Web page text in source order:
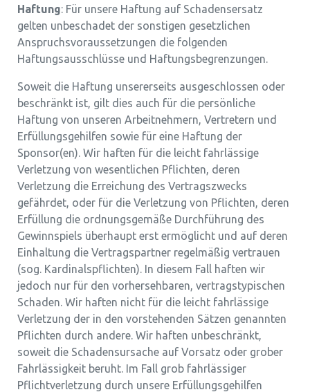
Haftung: Für unsere Haftung auf Schadensersatz
gelten unbeschadet der sonstigen gesetzlichen
Anspruchsvoraussetzungen die folgenden
Haftungsausschlüsse und Haftungsbegrenzungen.
Soweit die Haftung unsererseits ausgeschlossen oder
beschränkt ist, gilt dies auch für die persönliche
Haftung von unseren Arbeitnehmern, Vertretern und
Erfüllungsgehilfen sowie für eine Haftung der
Sponsor(en). Wir haften für die leicht fahrlässige
Verletzung von wesentlichen Pflichten, deren
Verletzung die Erreichung des Vertragszwecks
gefährdet, oder für die Verletzung von Pflichten, deren
Erfüllung die ordnungsgemäße Durchführung des
Gewinnspiels überhaupt erst ermöglicht und auf deren
Einhaltung die Vertragspartner regelmäßig vertrauen
(sog. Kardinalspflichten). In diesem Fall haften wir
jedoch nur für den vorhersehbaren, vertragstypischen
Schaden. Wir haften nicht für die leicht fahrlässige
Verletzung der in den vorstehenden Sätzen genannten
Pflichten durch andere. Wir haften unbeschränkt,
soweit die Schadensursache auf Vorsatz oder grober
Fahrlässigkeit beruht. Im Fall grob fahrlässiger
Pflichtverletzung durch unsere Erfüllungsgehilfen